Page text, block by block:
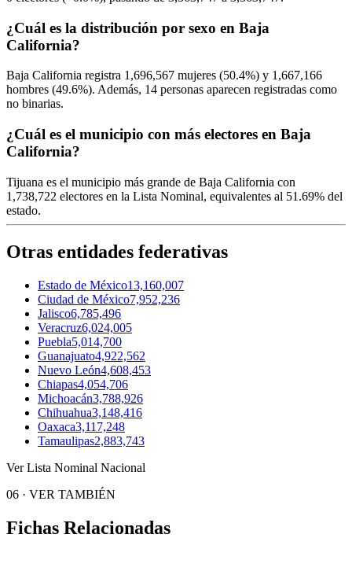
¿Cuál es la distribución por sexo en Baja
California?
Baja California registra 1,696,567 mujeres (50.4%) y 1,667,166
hombres (49.6%). Además, 14 personas aparecen registradas como
no binarias.
¿Cuál es el municipio con más electores en Baja
California?
Tijuana es el municipio más grande de Baja California con
1,738,722 electores en la Lista Nominal, equivalentes al 51.69% del
estado.
Otras entidades federativas
Estado de México13,160,007
Ciudad de México7,952,236
Jalisco6,785,496
Veracruz6,024,005
Puebla5,014,700
Guanajuato4,922,562
Nuevo León4,608,453
Chiapas4,054,706
Michoacán3,788,926
Chihuahua3,148,416
Oaxaca3,117,248
Tamaulipas2,883,743
Ver Lista Nominal Nacional
06 · VER TAMBIÉN
Fichas Relacionadas